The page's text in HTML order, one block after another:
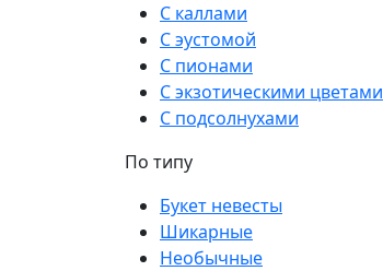
С каллами
С эустомой
С пионами
С экзотическими цветами
С подсолнухами
По типу
Букет невесты
Шикарные
Необычные